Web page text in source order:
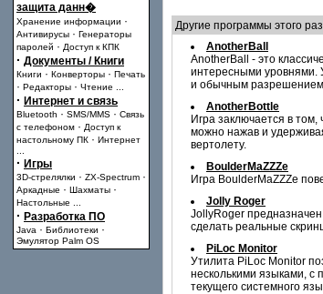
защита данн�
Хранение информации ·
Антивирусы · Генераторы
паролей · Доступ к КПК
· Документы / Книги
Книги · Конверторы · Печать
· Редакторы · Чтение
· Интернет и связь
Bluetooth · SMS/MMS · Связь
с телефоном · Доступ к
настольному ПК · Интернет
· Игры
3D-стрелялки · ZX-Spectrum ·
Аркадные · Шахматы ·
Настольные
· Разработка ПО
Java · Библиотеки ·
Эмулятор Palm OS
Другие программы этого
AnotherBall
AnotherBall - это
интересными уровнями.
и обычным разрешением
AnotherBottle
Игра заключается в
можно нажав и
вертолету.
BoulderMaZZZe
Игра BoulderMaZZZe
Jolly Roger
JollyRoger
сделать реальные
PiLoc Monitor
Утилита PiLoc Monitor
несколькими языками, с
текущего системного